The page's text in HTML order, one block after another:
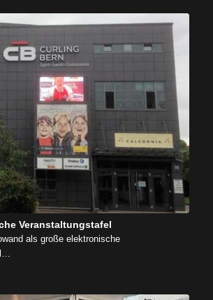
Veranstaltungstafel
als große elektronische